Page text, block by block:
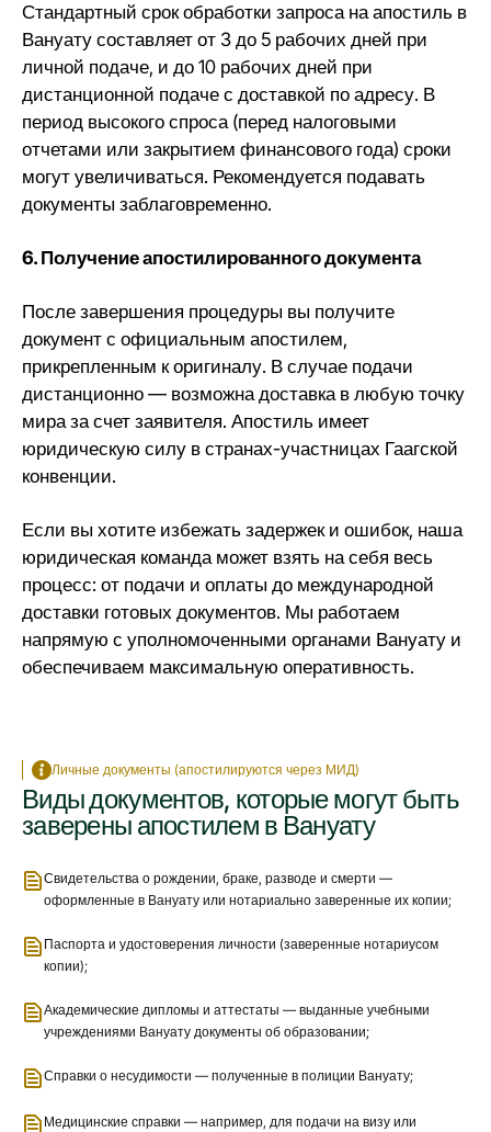
Стандартный срок обработки запроса на апостиль в
Вануату составляет от 3 до 5 рабочих дней при
личной подаче, и до 10 рабочих дней при
дистанционной подаче с доставкой по адресу. В
период высокого спроса (перед налоговыми
отчетами или закрытием финансового года) сроки
могут увеличиваться. Рекомендуется подавать
документы заблаговременно.
6. Получение апостилированного документа
После завершения процедуры вы получите
документ с официальным апостилем,
прикрепленным к оригиналу. В случае подачи
дистанционно — возможна доставка в любую точку
мира за счет заявителя. Апостиль имеет
юридическую силу в странах-участницах Гаагской
конвенции.
Если вы хотите избежать задержек и ошибок, наша
юридическая команда может взять на себя весь
процесс: от подачи и оплаты до международной
доставки готовых документов. Мы работаем
напрямую с уполномоченными органами Вануату и
обеспечиваем максимальную оперативность.
Личные документы (апостилируются через МИД)
Виды документов, которые могут быть
заверены апостилем в Вануату
Свидетельства о рождении, браке, разводе и смерти —
оформленные в Вануату или нотариально заверенные их копии;
Паспорта и удостоверения личности (заверенные нотариусом
копии);
Академические дипломы и аттестаты — выданные учебными
учреждениями Вануату документы об образовании;
Справки о несудимости — полученные в полиции Вануату;
Медицинские справки — например, для подачи на визу или